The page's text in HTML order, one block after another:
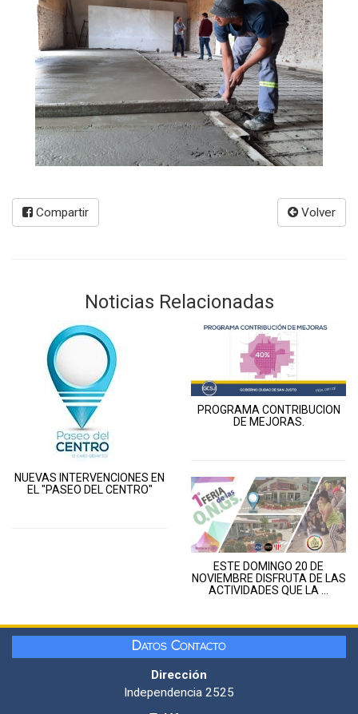
Compartir Volver
Noticias Relacionadas
NUEVAS INTERVENCIONES EN
EL "PASEO DEL CENTRO"
PROGRAMA CONTRIBUCION
DE MEJORAS.
ESTE DOMINGO 20 DE
NOVIEMBRE DISFRUTA DE LAS
ACTIVIDADES QUE LA ...
Datos Contacto
Dirección
Independencia 2525